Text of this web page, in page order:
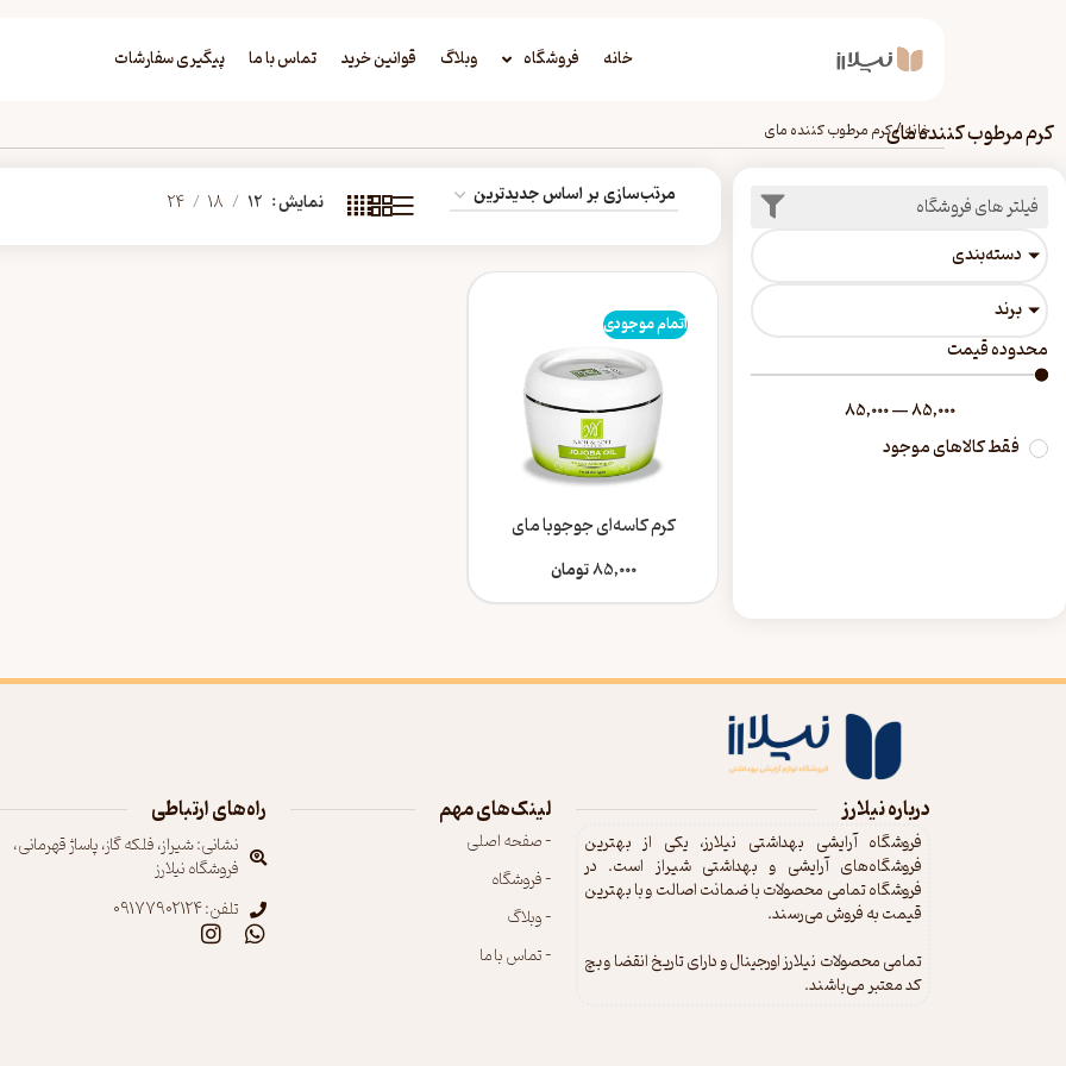
خانه فروشگاه وبلاگ قوانین خرید تماس با ما پیگیری سفارشات
خانه/کرم مرطوب کننده مایکرم مرطوب کننده مای
فیلتر های فروشگاه
دسته‎‌بندی
برند
محدوده قیمت
85,000
—
85,000
فقط کالاهای موجود
نمایش 12
18
24
اتمام موجودی
کرم کاسه‌ای جوجوبا مای
85,000تومان
درباره نیلارز
فروشگاه آرایشی بهداشتی نیلارز، یکی از بهترین
فروشگاه‌های آرایشی و بهداشتی شیراز است. در
فروشگاه تمامی محصولات با ضمانت اصالت و با بهترین
قیمت به فروش می‌رسند.
تمامی محصولات نیلارز اورجینال و دارای تاریخ انقضا و بچ
کد معتبر می‌باشند.
لینک‌های مهم
- صفحه اصلی
- فروشگاه
- وبلاگ
- تماس با ما
راه‌های ارتباطی
نشانی: شیراز، فلکه گاز، پاساژ قهرمانی،
فروشگاه نیلارز
تلفن: 09177902124